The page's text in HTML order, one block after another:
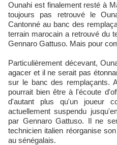
Ounahi est finalement resté à
toujours pas retrouvé le
Cantonné au banc des
terrain marocain a retrouvé du
Gennaro Gattuso. Mais pour
Particulièrement décevant,
agacer et il ne serait pas
sur le banc des remplaçants.
pourrait bien être à l'écoute
d'autant plus qu'un joueur
actuellement suspendu
par Gennaro Gattuso. Il ne
technicien italien réorganise
au sénégalais.